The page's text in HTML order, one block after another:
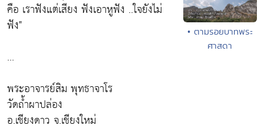
คือ เราฟังแต่เสียง ฟังเอาหูฟัง ..ใจยังไม่
ฟัง"
...
พระอาจารย์สิม พุทธาจาโร
วัดถ้ำผาปล่อง
อ.เชียงดาว จ.เชียงใหม่
• ตามรอยบาทพระ
ศาสดา